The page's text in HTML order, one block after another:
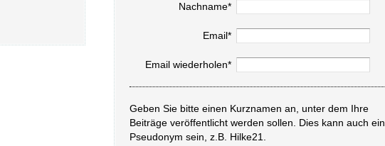
Nachname*
Email*
Email wiederholen*
Geben Sie bitte einen Kurznamen an, unter dem Ihre
Beiträge veröffentlicht werden sollen. Dies kann auch ein
Pseudonym sein, z.B. Hilke21.